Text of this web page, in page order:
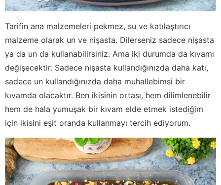
Tarifin ana malzemeleri pekmez, su ve katılaştırıcı
malzeme olarak un ve nişasta. Dilerseniz sadece nişasta
ya da un da kullanabilirsiniz. Ama iki durumda da kıvamı
değişecektir. Sadece nişasta kullandığınızda daha katı,
sadece un kullandığınızda daha muhallebimsi bir
kıvamda olacaktır. Ben ikisinin ortası, hem dilimlenebilir
hem de hala yumuşak bir kıvam elde etmek istediğim
için ikisini eşit oranda kullanmayı tercih ediyorum.